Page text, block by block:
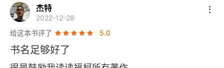
第十章 改写自我
第十一章 他的秘密
杰特
2022-12-28
给这本书评了
5.0
书名足够好了